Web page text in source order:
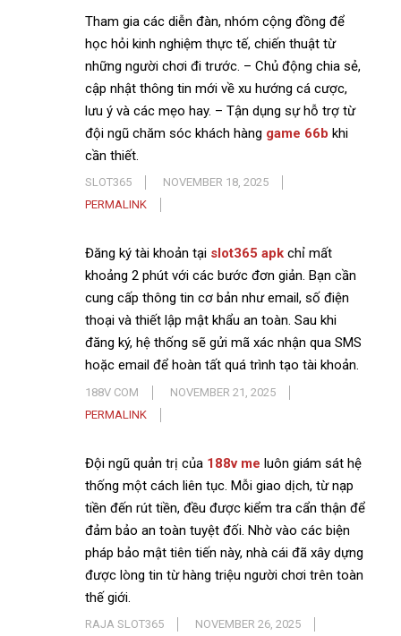
Tham gia các diễn đàn, nhóm cộng đồng để
học hỏi kinh nghiệm thực tế, chiến thuật từ
những người chơi đi trước. – Chủ động chia sẻ,
cập nhật thông tin mới về xu hướng cá cược,
lưu ý và các mẹo hay. – Tận dụng sự hỗ trợ từ
đội ngũ chăm sóc khách hàng game 66b khi
cần thiết.
SLOT365
NOVEMBER 18, 2025
PERMALINK
Đăng ký tài khoản tại slot365 apk chỉ mất
khoảng 2 phút với các bước đơn giản. Bạn cần
cung cấp thông tin cơ bản như email, số điện
thoại và thiết lập mật khẩu an toàn. Sau khi
đăng ký, hệ thống sẽ gửi mã xác nhận qua SMS
hoặc email để hoàn tất quá trình tạo tài khoản.
188V COM
NOVEMBER 21, 2025
PERMALINK
Đội ngũ quản trị của 188v me luôn giám sát hệ
thống một cách liên tục. Mỗi giao dịch, từ nạp
tiền đến rút tiền, đều được kiểm tra cẩn thận để
đảm bảo an toàn tuyệt đối. Nhờ vào các biện
pháp bảo mật tiên tiến này, nhà cái đã xây dựng
được lòng tin từ hàng triệu người chơi trên toàn
thế giới.
RAJA SLOT365
NOVEMBER 26, 2025